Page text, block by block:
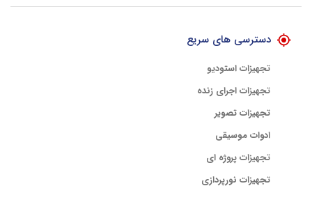
دسترسی های سریع
تجهیزات استودیو
تجهیزات اجرای زنده
تجهیزات تصویر
ادوات موسیقی
تجهیزات پروژه ای
تجهیزات نورپردازی